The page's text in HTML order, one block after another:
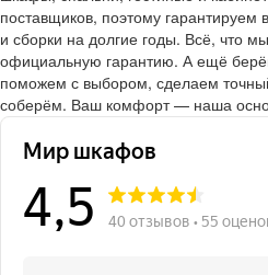
поставщиков, поэтому гарантируем
и сборки на долгие годы. Всё, что
официальную гарантию. А ещё
поможем с выбором, сделаем
соберём. Ваш комфорт — наша